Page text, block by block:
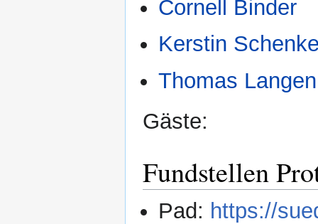
Cornell Binder
Kerstin
Thomas Langen
Gäste:
Fundstellen
Pad: https://